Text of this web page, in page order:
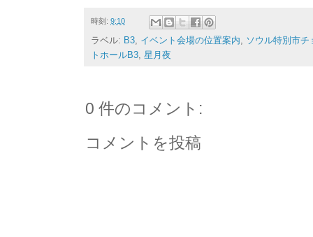
時刻: 9:10
ラベル: B3 イベント会場の位置案内
ソウル特別市
トホールB3 星月夜
0 件のコメント:
コメントを投稿